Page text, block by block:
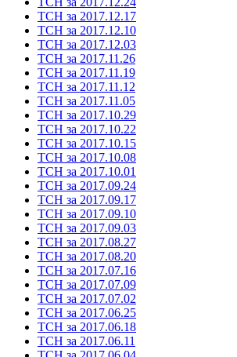
ТСН за 2017.12.17
ТСН за 2017.12.10
ТСН за 2017.12.03
ТСН за 2017.11.26
ТСН за 2017.11.19
ТСН за 2017.11.12
ТСН за 2017.11.05
ТСН за 2017.10.29
ТСН за 2017.10.22
ТСН за 2017.10.15
ТСН за 2017.10.08
ТСН за 2017.10.01
ТСН за 2017.09.24
ТСН за 2017.09.17
ТСН за 2017.09.10
ТСН за 2017.09.03
ТСН за 2017.08.27
ТСН за 2017.08.20
ТСН за 2017.07.16
ТСН за 2017.07.09
ТСН за 2017.07.02
ТСН за 2017.06.25
ТСН за 2017.06.18
ТСН за 2017.06.11